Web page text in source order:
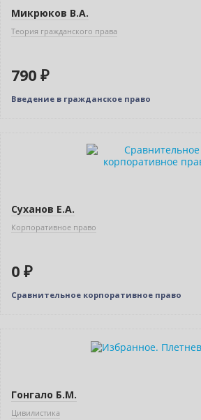
Микрюков В.А.
Теория гражданского права
790 ₽
Введение в гражданское право
Суханов Е.А.
Корпоративное право
0 ₽
Сравнительное корпоративное право
Гонгало Б.М.
Цивилистика